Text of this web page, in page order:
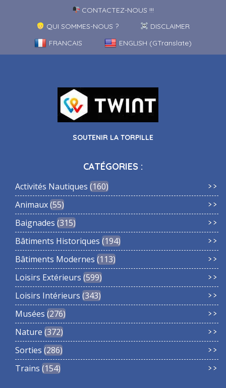
CONTACTEZ-NOUS !!!
QUI SOMMES-NOUS ?
DISCLAIMER
FRANCAIS
ENGLISH (GTranslate)
SOUTENIR LA TORPILLE
CATÉGORIES :
Activités Nautiques 160
Animaux 55
Baignades 315
Bâtiments Historiques 194
Bâtiments Modernes 113
Loisirs Extérieurs 599
Loisirs Intérieurs 343
Musées 276
Nature 372
Sorties 286
Trains 154